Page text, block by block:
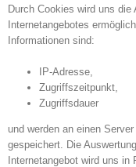
Durch Cookies wird uns
Internetangebotes
Informationen sind:
IP-Adresse,
Zugriffszeitpunkt,
Zugriffsdauer
und werden an einen
gespeichert. Die
Internetangebot wird uns in